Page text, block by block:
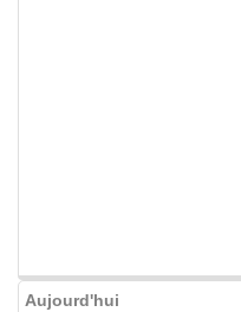
Aujourd'hui